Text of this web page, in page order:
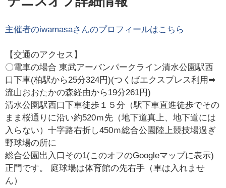
主催者のiwamasaさんのプロフィールはこちら
【交通のアクセス】
〇電車の場合 東武アーバンパークライン清水公園駅西
口下車(柏駅から25分324円)(つくばエクスプレス利用➡
流山おおたかの森経由から19分261円)
清水公園駅西口下車徒歩１５分（駅下車直進徒歩でその
まま桜通りに沿い約520ｍ先（地下道真上、地下道には
入らない）十字路右折し450ｍ総合公園陸上競技場過ぎ
野球場の所に
総合公園出入口その1(このオフのGoogleマップに表示)
正門です。 庭球場は体育館の先右手（車は入れませ
ん）